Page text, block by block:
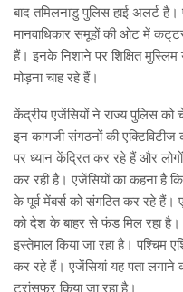
बाद तमिलनाडु पुलिस हाई अलर्ट
मानवाधिकार समूहों की ओट में
हैं। इनके निशाने पर शिक्षित
मोड़ना चाह रहे हैं।
केंद्रीय एजेंसियों ने राज्य पुलिस को
इन कागजी संगठनों की
पर ध्यान केंद्रित कर रहे हैं और
कर रही है। एजेंसियों का कहना है
के पूर्व मेंबर्स को संगठित कर रहे हैं।
को देश के बाहर से फंड मिल रहा
इस्तेमाल किया जा रहा है।
कर रहे हैं। एजेंसियां ​​यह पता लगाने
ट्रांसफर किया जा रहा है।